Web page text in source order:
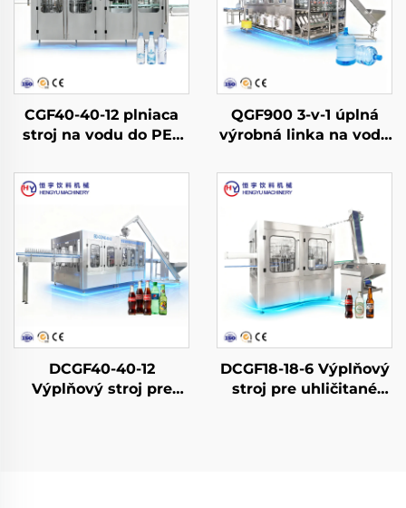
CGF40-40-12 plniaca
stroj na vodu do PET
QGF900 3-v-1 úplná
výrobná linka na vodu
DCGF40-40-12
Výplňový stroj pre
DCGF18-18-6 Výplňový
stroj pre uhličitané